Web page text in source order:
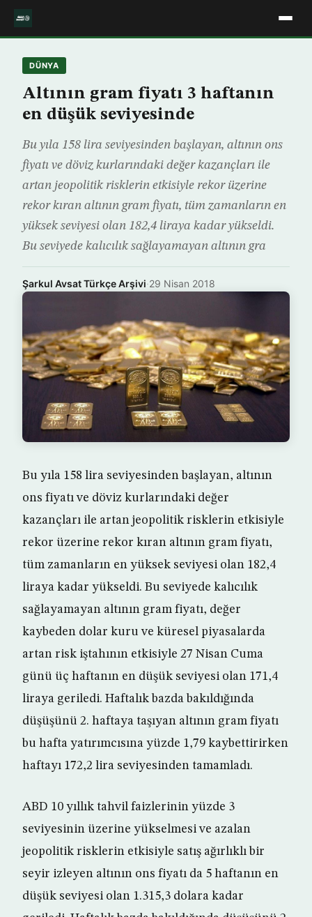
DÜNYA
Altının gram fiyatı 3 haftanın
en düşük seviyesinde
Bu yıla 158 lira seviyesinden başlayan, altının ons
fiyatı ve döviz kurlarındaki değer kazançları ile
artan jeopolitik risklerin etkisiyle rekor üzerine
rekor kıran altının gram fiyatı, tüm zamanların en
yüksek seviyesi olan 182,4 liraya kadar yükseldi.
Bu seviyede kalıcılık sağlayamayan altının gra
Şarkul Avsat Türkçe Arşivi·29 Nisan 2018
Bu yıla 158 lira seviyesinden başlayan, altının
ons fiyatı ve döviz kurlarındaki değer
kazançları ile artan jeopolitik risklerin etkisiyle
rekor üzerine rekor kıran altının gram fiyatı,
tüm zamanların en yüksek seviyesi olan 182,4
liraya kadar yükseldi. Bu seviyede kalıcılık
sağlayamayan altının gram fiyatı, değer
kaybeden dolar kuru ve küresel piyasalarda
artan risk iştahının etkisiyle 27 Nisan Cuma
günü üç haftanın en düşük seviyesi olan 171,4
liraya geriledi. Haftalık bazda bakıldığında
düşüşünü 2. haftaya taşıyan altının gram fiyatı
bu hafta yatırımcısına yüzde 1,79 kaybettirirken
haftayı 172,2 lira seviyesinden tamamladı.
ABD 10 yıllık tahvil faizlerinin yüzde 3
seviyesinin üzerine yükselmesi ve azalan
jeopolitik risklerin etkisiyle satış ağırlıklı bir
seyir izleyen altının ons fiyatı da 5 haftanın en
düşük seviyesi olan 1.315,3 dolara kadar